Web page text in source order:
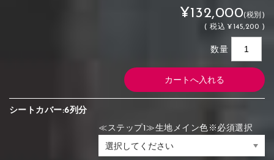
¥132,000(税別)
(税込 ¥145,200 )
数量
シートカバー:6列分
≪ステップ1≫生地メイン色※必須選択